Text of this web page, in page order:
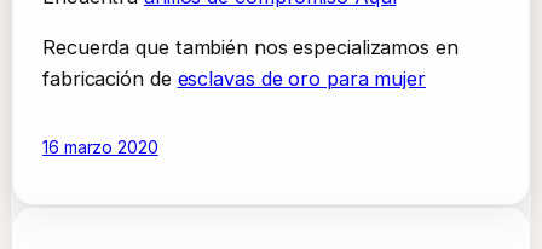
Recuerda que también nos especializamos en
fabricación de esclavas de oro para mujer
16 marzo 2020